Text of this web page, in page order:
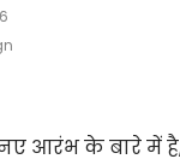
नए आरंभ के बारे में